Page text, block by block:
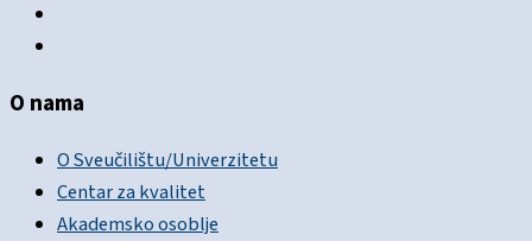
O nama
O Sveučilištu/Univerzitetu
Centar za kvalitet
Akademsko osoblje